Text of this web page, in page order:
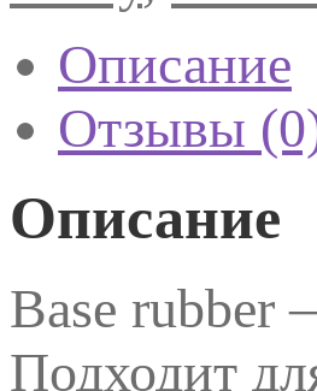
Описание
Отзывы
Описание
Base rubber
Подходит